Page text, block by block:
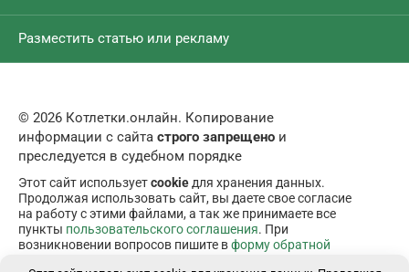
Разместить статью или рекламу
© 2026 Котлетки.онлайн. Копирование
информации с сайта строго запрещено и
преследуется в судебном порядке
Этот сайт используетcookie для хранения данных.
Продолжая использовать сайт, вы даете свое согласие
на работу с этими файлами, а так же принимаете все
пункты пользовательского соглашения. При
возникновении вопросов пишите вформу обратной